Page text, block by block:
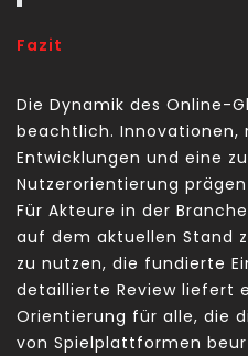
Fazit
Die Dynamik des Online-
beachtlich. Innovationen,
Entwicklungen und eine
Nutzerorientierung
Für Akteure in der
auf dem aktuellen Stand
zu nutzen, die fundierte
detaillierte Review liefert
Orientierung für alle, die
von Spielplattformen